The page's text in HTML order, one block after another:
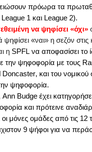
πρόωρα τα
League 1 και League 2).
να ψηφίσει «όχι»
ψηφίσει «ναι» η σεζόν
η SPFL να αποφασίσει το
την ψηφοφορία με τους
Doncaster, και του
ψηφοφορία.
Ann Budge έχει
και πρότεινε
οι μόνες ομάδες από τις 12
9 ψήφοι για να